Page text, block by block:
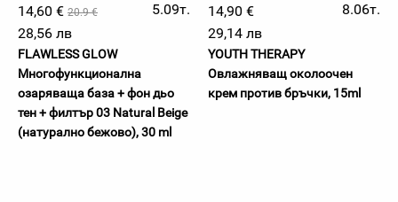
14,60 € 20.9 €
5.09т.
28,56 лв
FLAWLESS GLOW
Многофункционална
озаряваща база + фон дьо
тен + филтър 03 Natural Beige
(натурално бежово), 30 ml
14,90 €
8.06т.
29,14 лв
YOUTH THERAPY
Овлажняващ околоочен
крем против бръчки, 15ml